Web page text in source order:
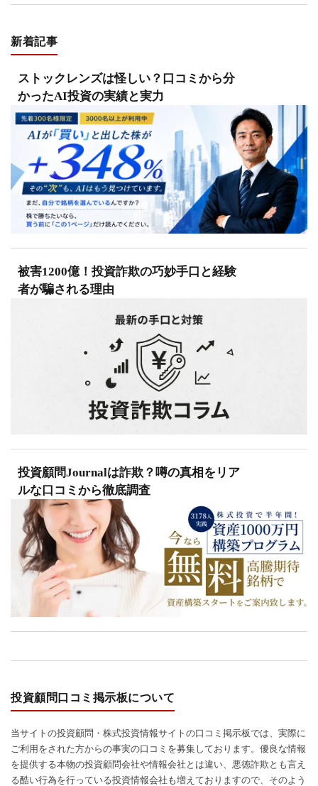
新着記事
ストックレンズは怪しい？口コミから分
かったAI投資の実績と実力
被害1200億！投資詐欺の巧妙手口と経験
者が騙される理由
投資顧問Journalは詐欺？噂の真相をリア
ルな口コミから徹底調査
投資顧問口コミ掲示板について
当サイトの投資顧問・株式投資情報サイトの口コミ掲示板では、実際に
ご利用をされた方からの事実の口コミを募集しております。優良な情報
を提供する本物の投資顧問会社や情報会社とは違い、悪徳詐欺とも言え
る酷い行為を行っている投資情報会社も増えておりますので、そのよう